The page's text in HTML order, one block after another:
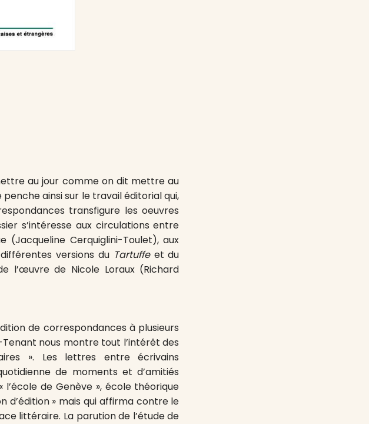
au jour comme on dit mettre au
penche ainsi sur le travail éditorial qui,
transfigure les oeuvres
s’intéresse aux circulations entre
(Jacqueline Cerquiglini-Toulet), aux
versions du Tartuffeet du
l’œuvre de Nicole Loraux (Richard
de correspondances à plusieurs
nous montre tout l’intérêt des
». Les lettres entre écrivains
de moments et d’amitiés
de Genève », école théorique
d’édition » mais qui affirma contre le
littéraire. La parution de l’étude de